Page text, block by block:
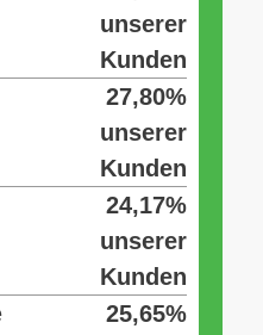
unserer
Kunden
27,80%
unserer
Kunden
24,17%
unserer
Kunden
25,65%